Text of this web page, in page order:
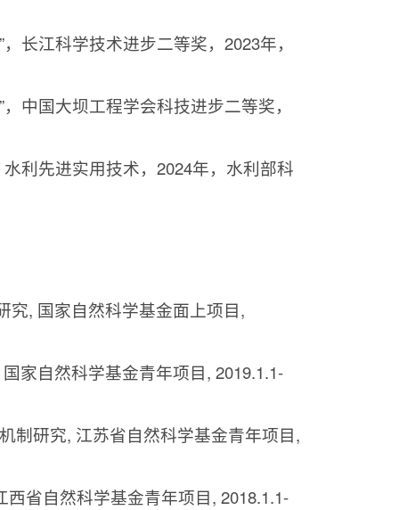
长江科学技术进步二等奖， 2023年，
中国大坝工程学会科技进步二等奖，
利先进实用技术， 2024年，水利部科
究, 国家自然科学基金面上项目,
国家自然科学基金青年项目, 2019.1.1-
制研究, 江苏省自然科学基金青年项目,
西省自然科学基金青年项目, 2018.1.1-